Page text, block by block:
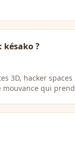
késako ?
3D, hacker
qui prend